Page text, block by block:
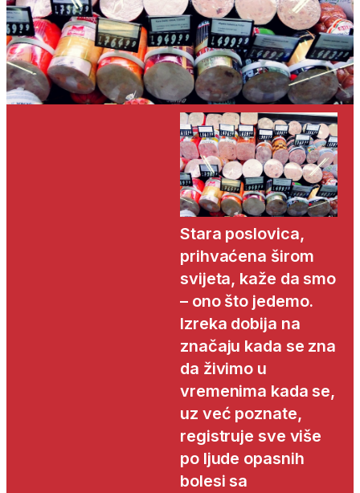
Stara poslovica,
prihvaćena širom
svijeta, kaže da smo
– ono što jedemo.
Izreka dobija na
značaju kada se zna
da živimo u
vremenima kada se,
uz već poznate,
registruje sve više
po ljude opasnih
bolesi sa